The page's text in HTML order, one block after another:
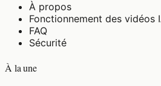
À propos
Fonctionnement des vidéos
FAQ
Sécurité
À la une